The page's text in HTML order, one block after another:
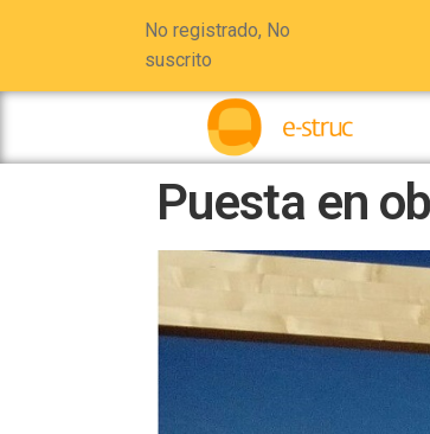
No registrado, No
suscrito
Puesta en